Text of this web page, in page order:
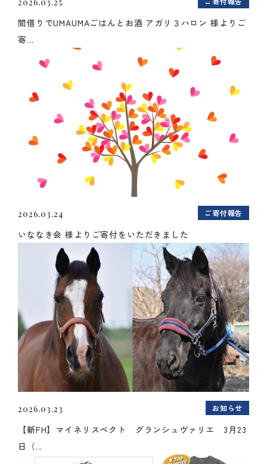
間借りでUMAUMAごはんとお酒 アガリ３ハロン 様よりご
寄...
2026.03.24 ご寄付報告
いななき会 様よりご寄付をいただきました
2026.03.23 お知らせ
【新FH】マイネリスペクト グランシュヴァリエ 3月23
日（...